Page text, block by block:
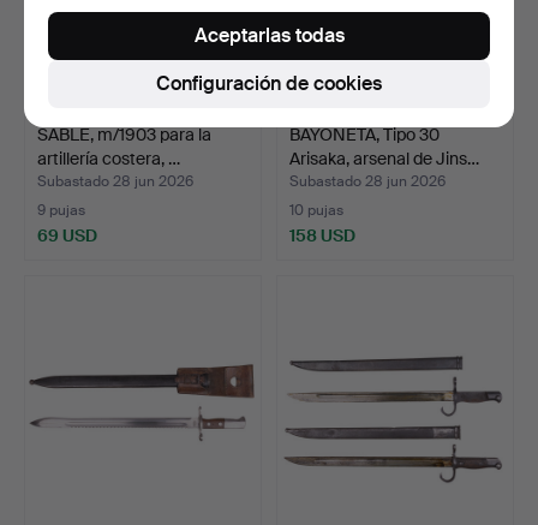
SABLE, m/1903 para la
artillería costera, …
Subastado 28 jun 2026
9 pujas
69 USD
BAYONETA, Tipo 30
Arisaka, arsenal de Jins…
Subastado 28 jun 2026
10 pujas
158 USD
Configuración de cookies
Aceptarlas todas